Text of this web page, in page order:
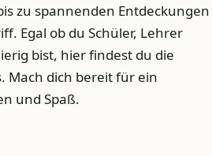
zu spannenden Entdeckungen
Egal ob du Schüler, Lehrer
bist, hier findest du die
Mach dich bereit für ein
und Spaß.